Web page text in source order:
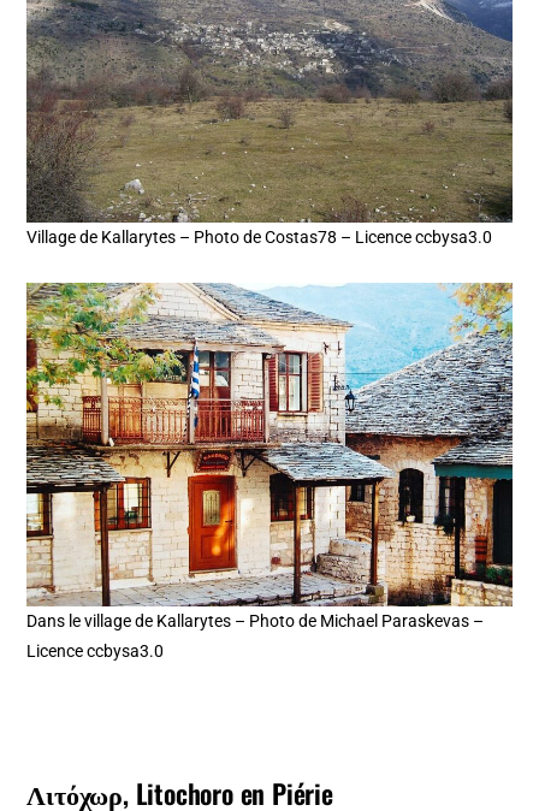
Village de Kallarytes – Photo de Costas78 – Licence ccbysa3.0
Dans le village de Kallarytes – Photo de Michael Paraskevas –
Licence ccbysa3.0
Λιτόχωρ, Litochoro en Piérie